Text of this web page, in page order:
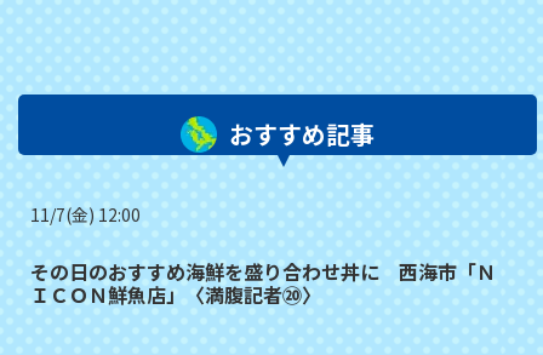
おすすめ記事
11/7(金) 12:00
その日のおすすめ海鮮を盛り合わせ丼に 西海市「Ｎ
ＩＣＯＮ鮮魚店」〈満腹記者⑳〉